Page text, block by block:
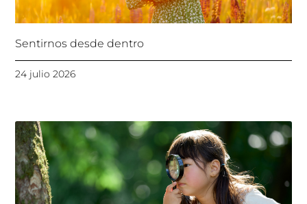
Sentirnos desde dentro
24 julio 2026